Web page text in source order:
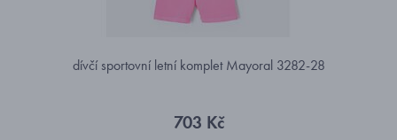
dívčí sportovní letní komplet Mayoral 3282-28
703 Kč